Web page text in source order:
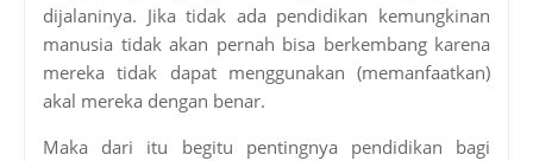
dijalaninya. Jika tidak ada pendidikan kemungkinan
manusia tidak akan pernah bisa berkembang karena
mereka tidak dapat menggunakan (memanfaatkan)
akal mereka dengan benar.
Maka dari itu begitu pentingnya pendidikan bagi